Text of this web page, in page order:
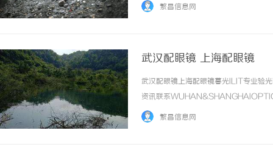
繁昌信息网
武汉配眼镜 上海配眼镜
武汉配眼镜上海配眼镜暮光ILIT专业验
资讯联系
品牌，现于武汉与上海设有4家门店。
繁昌信息网